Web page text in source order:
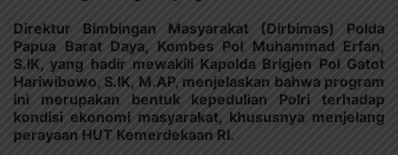
Direktur Bimbingan Masyarakat (Dirbimas) Polda
Papua Barat Daya, Kombes Pol Muhammad Erfan,
S.IK, yang hadir mewakili Kapolda Brigjen Pol Gatot
Hariwibowo, S.IK, M.AP, menjelaskan bahwa program
ini merupakan bentuk kepedulian Polri terhadap
kondisi ekonomi masyarakat, khususnya menjelang
perayaan HUT Kemerdekaan RI.